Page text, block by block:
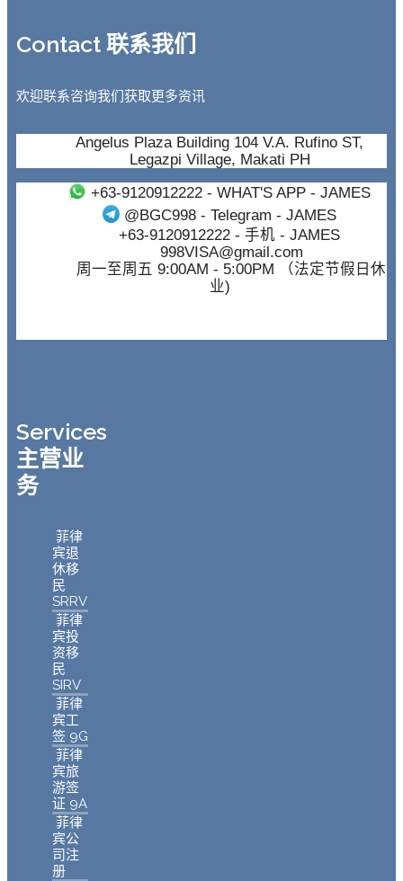
Contact 联系我们
欢迎联系咨询我们获取更多资讯
Angelus Plaza Building 104 V.A. Rufino ST,
Legazpi Village, Makati PH
+63-9120912222- WHAT'S APP - JAMES
@BGC998 - Telegram - JAMES
+63-9120912222- 手机 - JAMES
998VISA@gmail.com
周一至周五 9:00AM - 5:00PM （法定节假日休
业)
Services
主营业
务
菲律
宾退
休移
民
SRRV
菲律
宾投
资移
民
SIRV
菲律
宾工
签 9G
菲律
宾旅
游签
证 9A
菲律
宾公
司注
册